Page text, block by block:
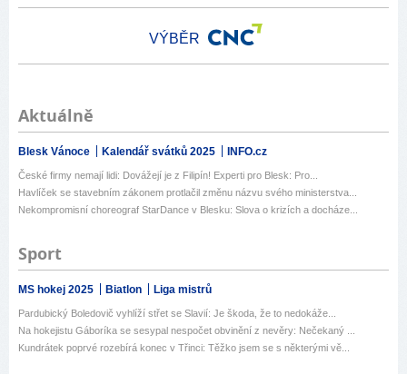
VÝBĚR
Aktuálně
Blesk Vánoce Kalendář svátků 2025 INFO.cz
České firmy nemají lidi: Dovážejí je z Filipín! Experti pro Blesk: Pro...
Havlíček se stavebním zákonem protlačil změnu názvu svého ministerstva...
Nekompromisní choreograf StarDance v Blesku: Slova o krizích a docháze...
Sport
MS hokej 2025 Biatlon Liga mistrů
Pardubický Boledovič vyhlíží střet se Slavií: Je škoda, že to nedokáže...
Na hokejistu Gáboríka se sesypal nespočet obvinění z nevěry: Nečekaný ...
Kundrátek poprvé rozebírá konec v Třinci: Těžko jsem se s některými vě...